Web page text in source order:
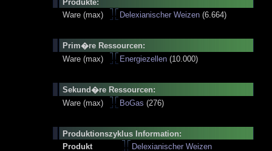
Produkte:
Ware (max)
Delexianischer Weizen (6.664)
Prim�re Ressourcen:
Ware (max)
Energiezellen (10.000)
Sekund�re Ressourcen:
Ware (max)
BoGas (276)
Produktionszyklus Information:
Produkt
Delexianischer Weizen